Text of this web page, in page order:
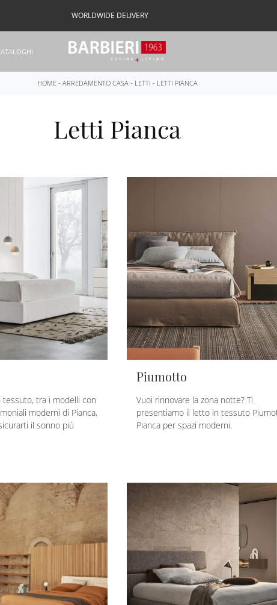
WORLDWIDE DELIVERY
HOME- ARREDAMENTO CASA- LETTI - LETTI PIANCA
Letti Pianca
tra i modelli con
moderni di Pianca,
il sonno più
Piumotto
Vuoi rinnovare la zona notte? Ti
presentiamo il letto in tessuto
Pianca per spazi moderni.